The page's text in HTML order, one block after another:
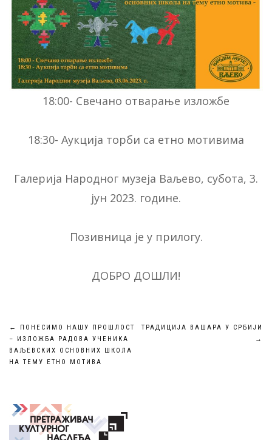
18:00- Свечано отварање изложбе
18:30- Аукција торби са етно мотивима
Галерија Народног музеја Ваљево, субота, 3.
јун 2023. године.
Позивница је у прилогу.
ДОБРО ДОШЛИ!
Кретање
чланка
←
ПОНЕСИМО НАШУ ПРОШЛОСТ
– ИЗЛОЖБА РАДОВА УЧЕНИКА
ВАЉЕВСКИХ ОСНОВНИХ ШКОЛА
НА ТЕМУ ЕТНО МОТИВА
ТРАДИЦИЈА ВАШАРА У СРБИЈИ
→